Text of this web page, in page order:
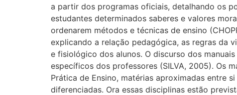
a partir dos programas oficiais, detalhando os
estudantes determinados saberes e valores
ordenarem métodos e técnicas de ensino
explicando a relação pedagógica, as regras da
e fisiológico dos alunos. O discurso dos
específicos dos professores (SILVA, 2005). Os
Prática de Ensino, matérias aproximadas entre
diferenciadas. Ora essas disciplinas estão